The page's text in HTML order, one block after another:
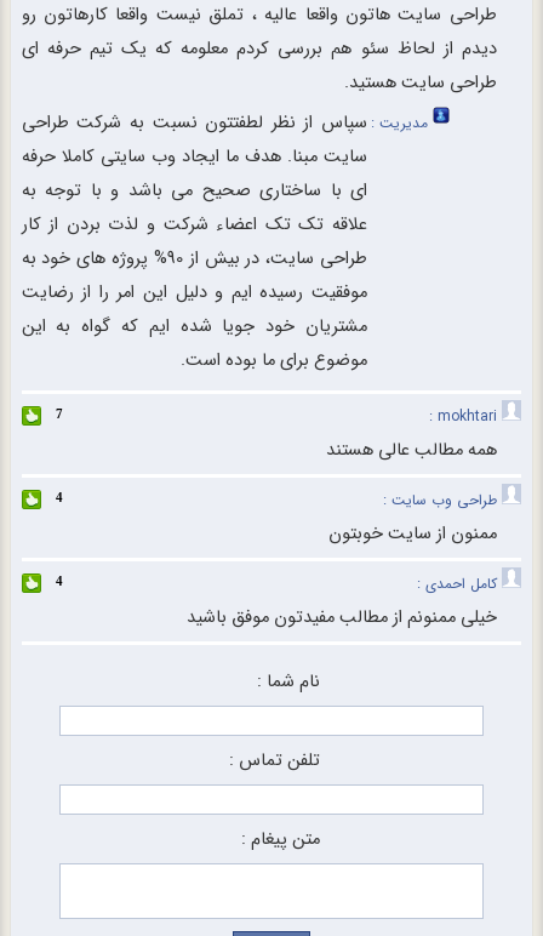
طراحی سایت هاتون واقعا عالیه ، تملق نیست واقعا کارهاتون رو
دیدم از لحاظ سئو هم بررسی کردم معلومه که یک تیم حرفه ای
طراحی سایت هستید.
مدیریت : سپاس از نظر لطفتتون نسبت به شرکت طراحی
سایت مبنا. هدف ما ایجاد وب سایتی کاملا حرفه
ای با ساختاری صحیح می باشد و با توجه به
علاقه تک تک اعضاء شرکت و لذت بردن از کار
طراحی سایت، در بیش از 90% پروژه های خود به
موفقیت رسیده ایم و دلیل این امر را از رضایت
مشتریان خود جویا شده ایم که گواه به این
موضوع برای ما بوده است.
mokhtari :
7
همه مطالب عالی هستند
طراحی وب سایت : 4
ممنون از سایت خوبتون
کامل احمدی : 4
خیلی ممنونم از مطالب مفیدتون موفق باشید
نام شما :
تلفن تماس :
متن پیغام :